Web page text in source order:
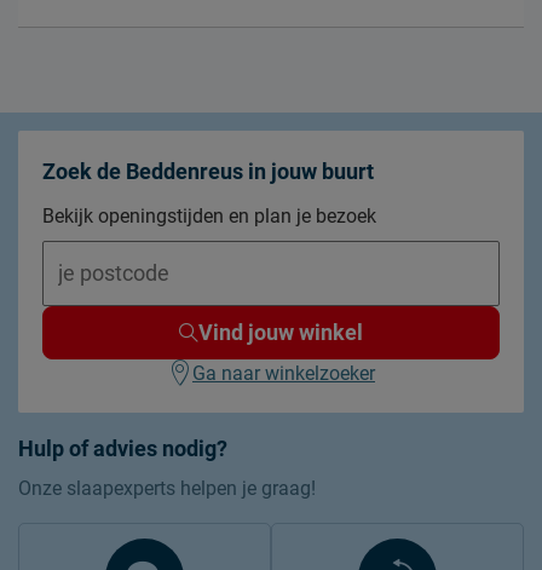
Hulp of advies nodig?
Onze slaapexperts helpen je graag!
Zoek de Beddenreus in jouw buurt
Bekijk openingstijden en plan je bezoek
Vind jouw winkel
Ga naar winkelzoeker